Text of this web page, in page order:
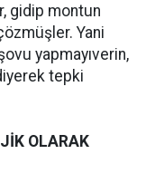
gidip montun
Yani
yapmayıverin,
tepki
OLARAK